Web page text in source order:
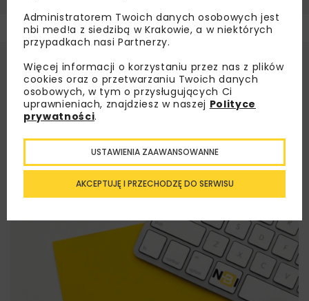
Administratorem Twoich danych osobowych jest
nbi med!a z siedzibą w Krakowie, a w niektórych
przypadkach nasi Partnerzy.
Więcej informacji o korzystaniu przez nas z plików
cookies oraz o przetwarzaniu Twoich danych
osobowych, w tym o przysługujących Ci
uprawnieniach, znajdziesz w naszej Polityce
prywatności.
AKCEPTUJĘ I PRZECHODZĘ DO SERWISU
USTAWIENIA ZAAWANSOWANNE